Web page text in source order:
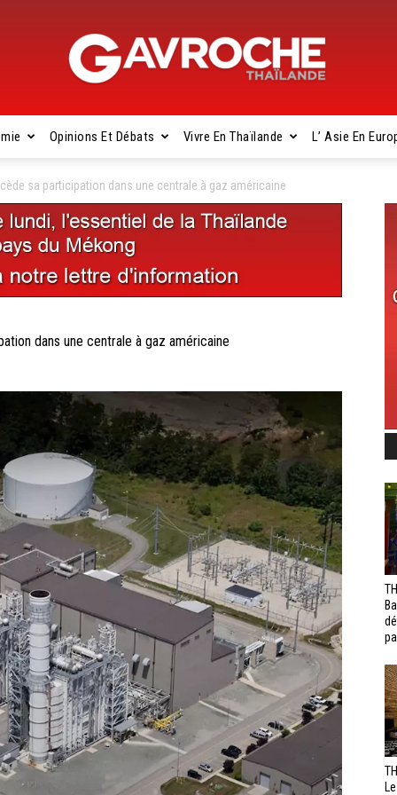
Gavroche
Opinions Et Débats Vivre En Thaïlande L’ Asie En
cède sa participation dans une centrale à gaz américaine
dans une centrale à gaz américaine